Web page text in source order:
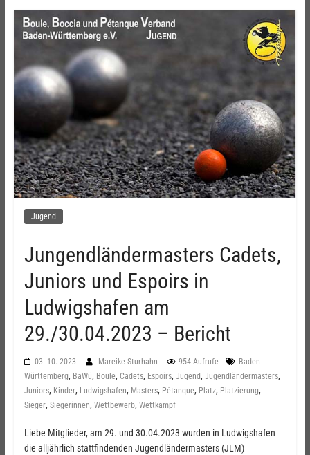
Jugend
Jungendländermasters Cadets,
Juniors und Espoirs in
Ludwigshafen am
29./30.04.2023 – Bericht
03. 10. 2023 Mareike Sturhahn 954 Aufrufe
Baden-
Württemberg, BaWü, Boule, Cadets, Espoirs, Jugend, Jugendländermasters,
Juniors, Kinder, Ludwigshafen, Masters, Pétanque, Platz, Platzierung,
Sieger, Siegerinnen, Wettbewerb, Wettkampf
Liebe Mitglieder, am 29. und 30.04.2023 wurden in Ludwigshafen
die alljährlich stattfindenden Jugendländermasters (JLM)